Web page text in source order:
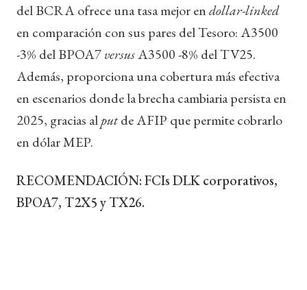
del BCRA ofrece una tasa mejor endollar-linked
en comparación con sus pares del Tesoro: A3500
-3% del BPOA7versusA3500 -8% del TV25.
Además, proporciona una cobertura más efectiva
en escenarios donde la brecha cambiaria persista en
2025, gracias alputde AFIP que permite cobrarlo
en dólar MEP.
RECOMENDACIÓN: FCIs DLK corporativos,
BPOA7, T2X5 y TX26.